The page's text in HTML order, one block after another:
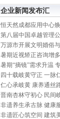
企业新闻发布汇
恒天然成都应用中心
第八届中国卓越管理
万源市开展文明婚俗
暑期近视矫正咨询增
暑期“摘镜”需求升温
四十载岐黄守正 一
仁心承岐黄 康养通丝
晋南杏林守初心 民间
非遗养生承古脉 健康
非遗匠心筑空间 建